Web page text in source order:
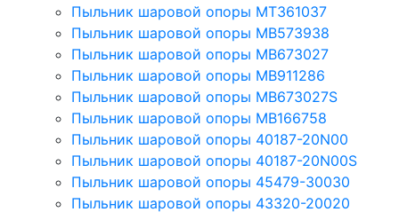
Пыльник шаровой опоры MT361037
Пыльник шаровой опоры MB573938
Пыльник шаровой опоры MB673027
Пыльник шаровой опоры MB911286
Пыльник шаровой опоры MB673027S
Пыльник шаровой опоры MB166758
Пыльник шаровой опоры 40187-20N00
Пыльник шаровой опоры 40187-20N00S
Пыльник шаровой опоры 45479-30030
Пыльник шаровой опоры 43320-20020